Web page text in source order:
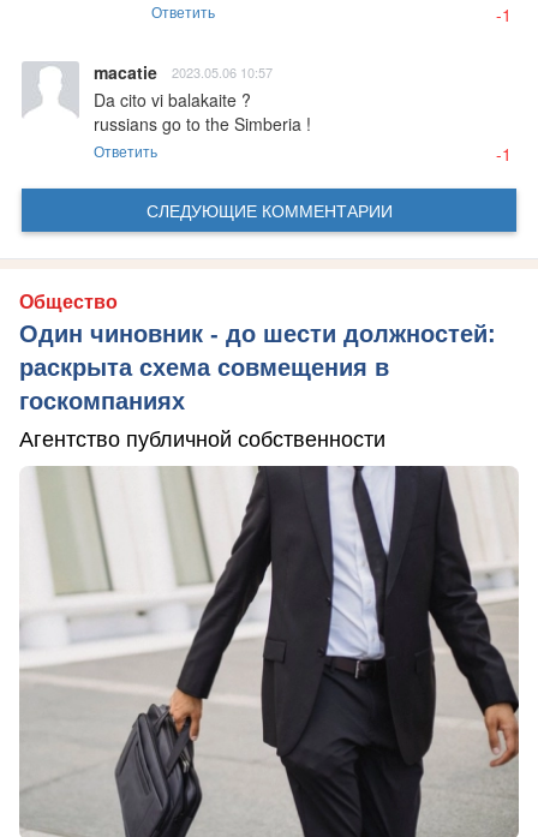
Ответить -1
macatie 2023.05.06 10:57
Da cito vi balakaite ?
russians go to the Simberia !
Ответить -1
СЛЕДУЮЩИЕ КОММЕНТАРИИ
Общество
Один чиновник - до шести должностей:
раскрыта схема совмещения в
госкомпаниях
Агентство публичной собственности